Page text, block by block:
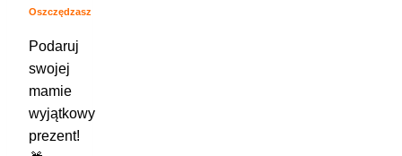
Oszczędzasz
Podaruj
swojej
mamie
wyjątkowy
prezent!